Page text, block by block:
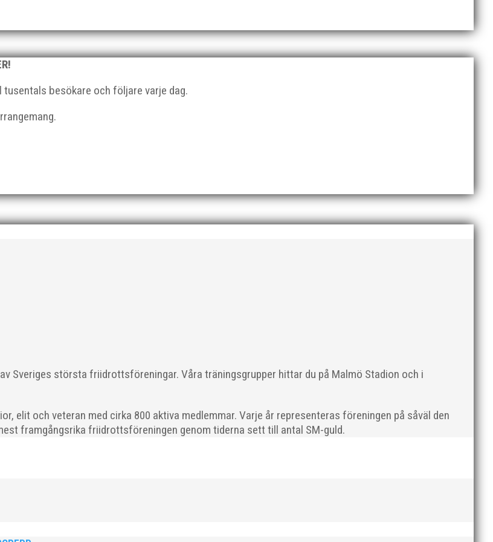
besökare och följare varje dag.
Sveriges största friidrottsföreningar. Våra träningsgrupper hittar du på Malmö Stadion och i
elit och veteran med cirka 800 aktiva medlemmar. Varje år representeras föreningen på såväl den
framgångsrika friidrottsföreningen genom tiderna sett till antal SM-guld.
och affärsinriktad...
Bendéus,...
på var man befinner sig i organisationen. Här kommer en liten sammanfattning från mig som
verksamhetsben. BroloppetAtt...
ett sista träningspass på Malmö Stadion innan den rivs. Bilder, klicka här! Foto: Thomas Leandersson
i Karlstad i helgen. Thobias Montler segrade programenligt i längdhoppet medan MAI:s kastare
i kula på lördagen och bärgade...